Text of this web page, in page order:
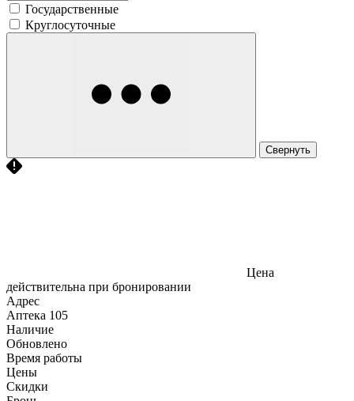
Государственные
Круглосуточные
Свернуть
Цена
действительна при бронировании
Адрес
Аптека 105
Наличие
Обновлено
Время работы
Цены
Скидки